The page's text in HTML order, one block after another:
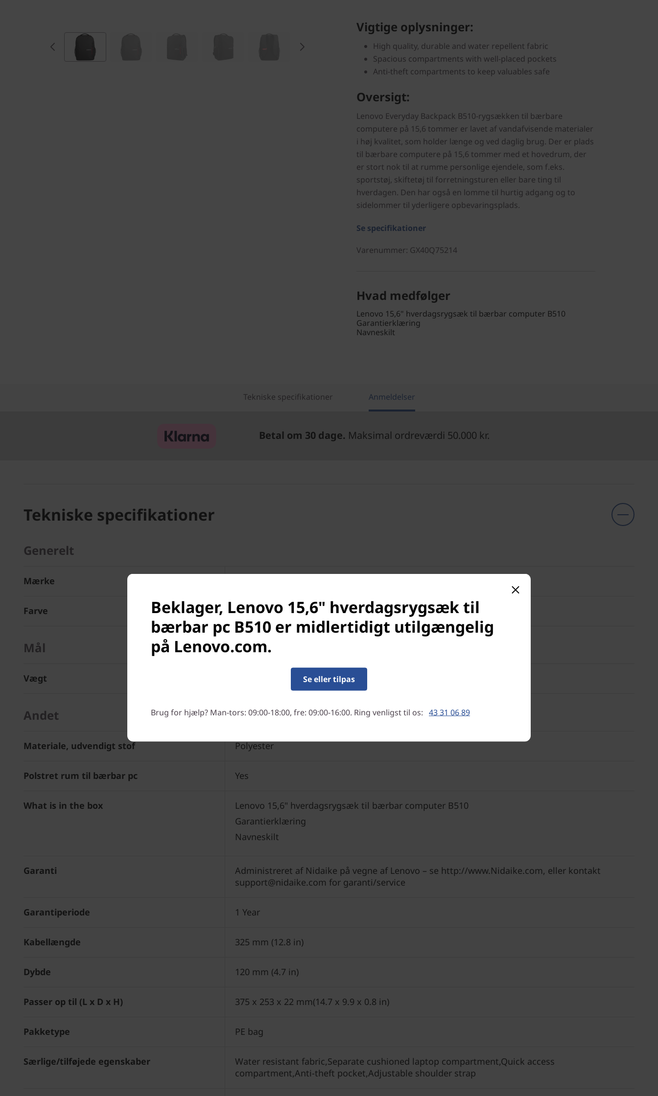
Vigtige oplysninger:
High quality, durable and water repellent fabric
Spacious compartments with well-placed pockets
Anti-theft compartments to keep valuables safe
Oversigt:
Lenovo Everyday Backpack B510-rygsækken til bærbare
computere på 15,6 tommer er lavet af vandafvisende materialer
i høj kvalitet, som holder længe og ved daglig brug. Der er plads
til bærbare computere på 15,6 tommer med et hovedrum, der
er stort nok til at rumme personlige ejendele, som f.eks.
sportstøj, skiftetøj til forretningsturen eller bare ting til
hverdagen. Den har også en lomme til hurtig adgang og to
sidelommer til yderligere opbevaringsplads.
Se specifikationer
Varenummer: GX40Q75214
Hvad medfølger
Lenovo 15,6" hverdagsrygsæk til bærbar computer B510
Garantierklæring
Navneskilt
Tekniske specifikationer Anmeldelser
Betal om 30 dage. Maksimal ordreværdi 50.000 kr.
Tekniske specifikationer
Generelt
Mærke
Farve Black
Mål
Vægt
Andet
Materiale, udvendigt stof Polyester
Polstret rum til bærbar pc Yes
What is in the box
Lenovo 15,6" hverdagsrygsæk til bærbar computer B510
Garantierklæring
Navneskilt
Garanti
Administreret af Nidaike på vegne af Lenovo – se http://www.Nidaike.com, eller kontakt
support@nidaike.com for garanti/service
Garantiperiode 1 Year
Kabellængde 325 mm (12.8 in)
Dybde 120 mm (4.7 in)
Passer op til (L x D x H) 375 x 253 x 22 mm(14.7 x 9.9 x 0.8 in)
Pakketype PE bag
Særlige/tilføjede egenskaber
Water resistant fabric,Separate cushioned laptop compartment,Quick access
compartment,Anti-theft pocket,Adjustable shoulder strap
Beklager, Lenovo 15,6" hverdagsrygsæk til
bærbar pc B510 er midlertidigt utilgængelig
på Lenovo.com.
Se eller tilpas
Brug for hjælp? Man-tors: 09:00-18:00, fre: 09:00-16:00. Ring venligst til os: 43 31 06 89